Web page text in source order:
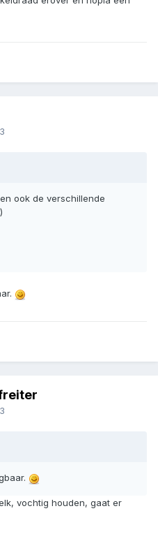
ook de verschillende
vochtig houden, gaat er